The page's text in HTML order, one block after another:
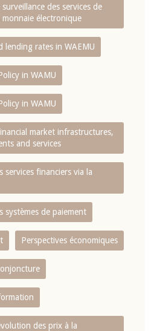
des services de
monnaie électronique
lending rates in WAEMU
in WAMU
in WAMU
market infrastructures,
and services
services financiers via la
systèmes de paiement
Perspectives économiques
des prix à la